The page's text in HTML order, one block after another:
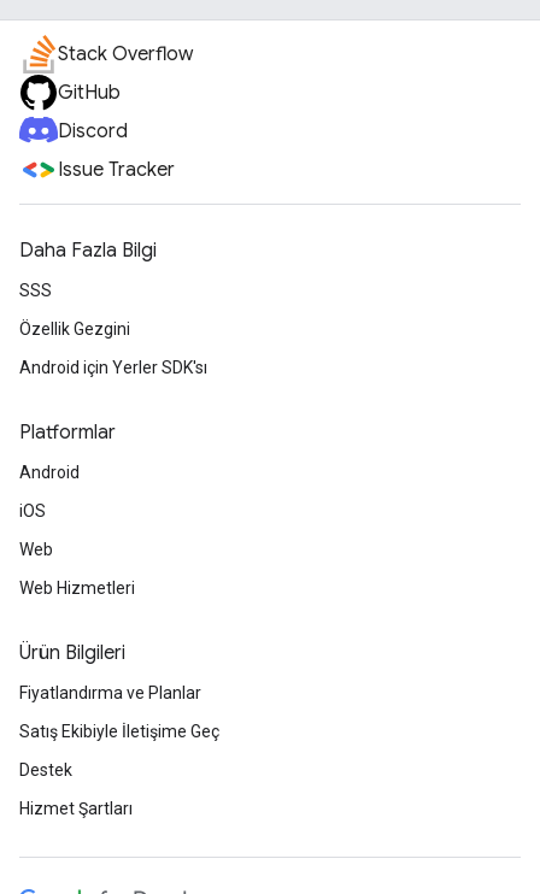
Stack Overflow
GitHub
Discord
Issue Tracker
Daha Fazla Bilgi
SSS
Özellik Gezgini
Android için Yerler SDK'sı
Platformlar
Android
iOS
Web
Web Hizmetleri
Ürün Bilgileri
Fiyatlandırma ve Planlar
Satış Ekibiyle İletişime Geç
Destek
Hizmet Şartları